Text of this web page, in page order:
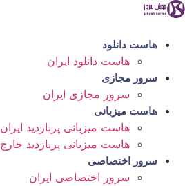
پرش
محتوا
هاست دانلود
هاست دانلود ایران
سرور مجازی
سرور مجازی ایران
هاست میزبانی
هاست میزبانی پربازدید ایران
هاست میزبانی پربازدید خارج
سرور اختصاصی
سرور اختصاصی ایران